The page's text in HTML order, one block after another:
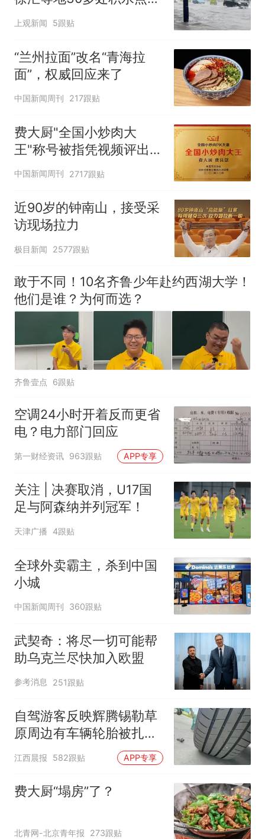
在抢排
上观新闻 5跟贴
“兰州拉面”改名“青海拉
面”，权威回应来了
中国新闻周刊 217跟贴
费大厨"全国小炒肉大
王"称号被指凭视频评出
官方回应
中国新闻周刊 2717跟贴
近90岁的钟南山，接受采
访现场拉力
极目新闻 2577跟贴
敢于不同！10名齐鲁少年赴约西湖大学！
他们是谁？为何而选？
齐鲁壹点 6跟贴
空调24小时开着反而更省
电？电力部门回应
第一财经资讯 963跟贴 APP专享
关注 | 决赛取消，U17国
足与阿森纳并列冠军！
天津广播 4跟贴
全球外卖霸主，杀到中国
小城
中国新闻周刊 360跟贴
武契奇：将尽一切可能帮
助乌克兰尽快加入欧盟
参考消息 251跟贴
自驾游客反映辉腾锡勒草
原周边有车辆轮胎被扎，
修理店铺换胎价格高达千
元，官方发布情况通报
江西晨报 582跟贴 APP专享
费大厨“塌房”了？
北青网-北京青年报 273跟贴